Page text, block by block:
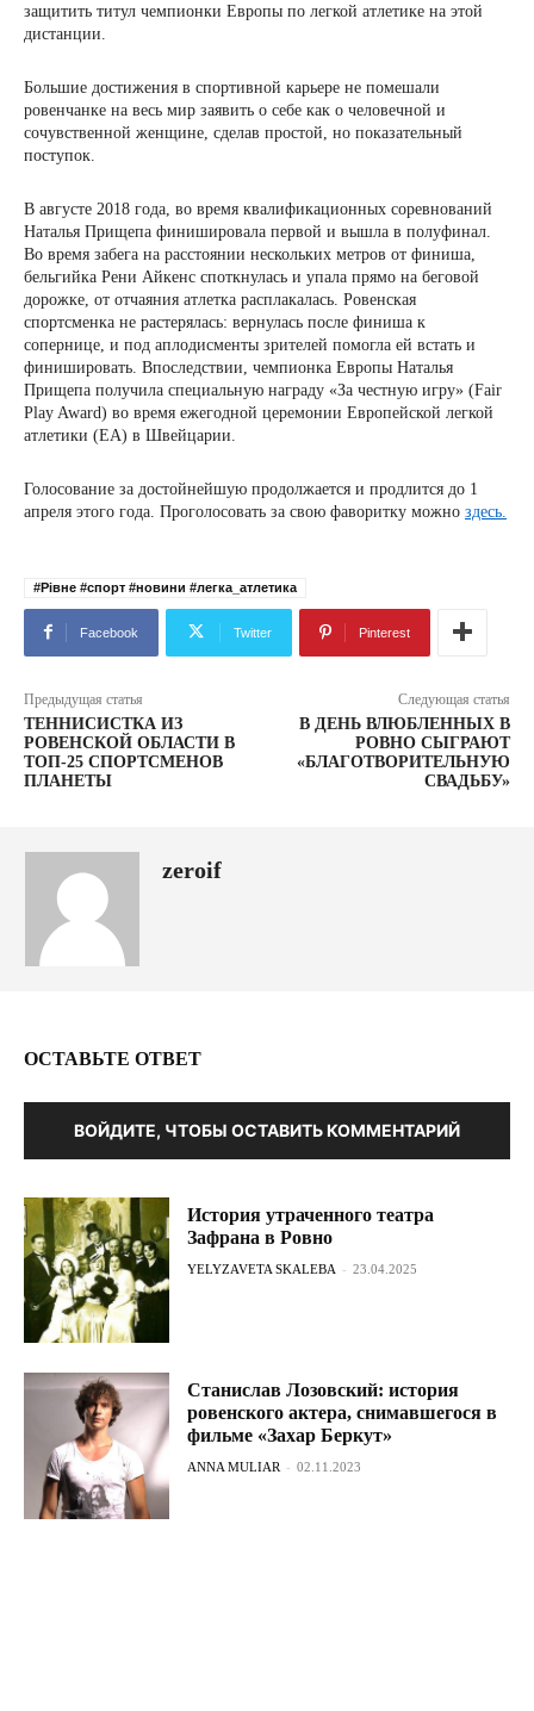
защитить титул чемпионки Европы по легкой атлетике на этой
дистанции.
Большие достижения в спортивной карьере не помешали
ровенчанке на весь мир заявить о себе как о человечной и
сочувственной женщине, сделав простой, но показательный
поступок.
В августе 2018 года, во время квалификационных соревнований
Наталья Прищепа финишировала первой и вышла в полуфинал.
Во время забега на расстоянии нескольких метров от финиша,
бельгийка Рени Айкенс споткнулась и упала прямо на беговой
дорожке, от отчаяния атлетка расплакалась. Ровенская
спортсменка не растерялась: вернулась после финиша к
сопернице, и под аплодисменты зрителей помогла ей встать и
финишировать. Впоследствии, чемпионка Европы Наталья
Прищепа получила специальную награду «За честную игру» (Fair
Play Award) во время ежегодной церемонии Европейской легкой
атлетики (ЕА) в Швейцарии.
Голосование за достойнейшую продолжается и продлится до 1
апреля этого года. Проголосовать за свою фаворитку можно здесь.
#Рівне #спорт #новини #легка_атлетика
Facebook Twitter Pinterest
Предыдущая статья
ТЕННИСИСТКА ИЗ
РОВЕНСКОЙ ОБЛАСТИ В
ТОП-25 СПОРТСМЕНОВ
ПЛАНЕТЫ
Следующая статья
В ДЕНЬ ВЛЮБЛЕННЫХ В
РОВНО СЫГРАЮТ
«БЛАГОТВОРИТЕЛЬНУЮ
СВАДЬБУ»
zeroif
ОСТАВЬТЕ ОТВЕТ
ВОЙДИТЕ, ЧТОБЫ ОСТАВИТЬ КОММЕНТАРИЙ
История утраченного театра
Зафрана в Ровно
YELYZAVETA SKALEBA - 23.04.2025
Станислав Лозовский: история
ровенского актера, снимавшегося в
фильме «Захар Беркут»
ANNA MULIAR - 02.11.2023